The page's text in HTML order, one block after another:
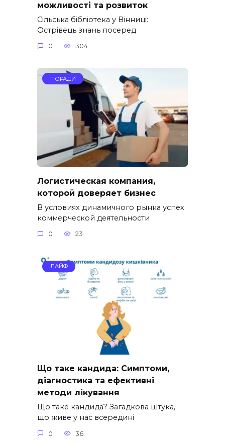
можливості та розвиток
Сільська бібліотека у Вінниці:
Острівець знань посеред
0 304
ПОРАДИ
Логистическая компания,
которой доверяет бизнес
В условиях динамичного рынка успех
коммерческой деятельности
0 23
ЛАЙФ
Що таке кандида: Симптоми,
діагностика та ефективні
методи лікування
Що таке кандида? Загадкова штука,
що живе у нас всередині
0 36